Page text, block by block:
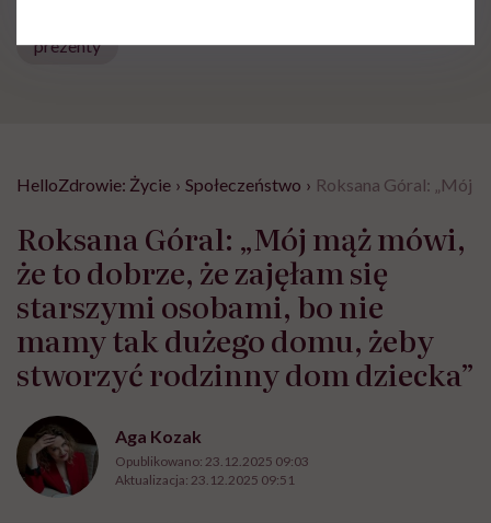
prezenty
HelloZdrowie: Życie › Społeczeństwo › Roksana Góral: „Mój
Roksana Góral: „Mój mąż mówi,
że to dobrze, że zajęłam się
starszymi osobami, bo nie
mamy tak dużego domu, żeby
stworzyć rodzinny dom dziecka”
Aga Kozak
Opublikowano: 23.12.2025 09:03
Aktualizacja: 23.12.2025 09:51